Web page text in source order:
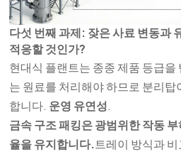
다섯 번째 과제: 잦은 사료 변동과
적응할 것인가?
현대식 플랜트는 종종 제품 등급
는 원료를 처리해야 하므로 분리
합니다. 운영 유연성.
금속 구조 패킹은 광범위한 작동
율을 유지합니다.트레이 방식과